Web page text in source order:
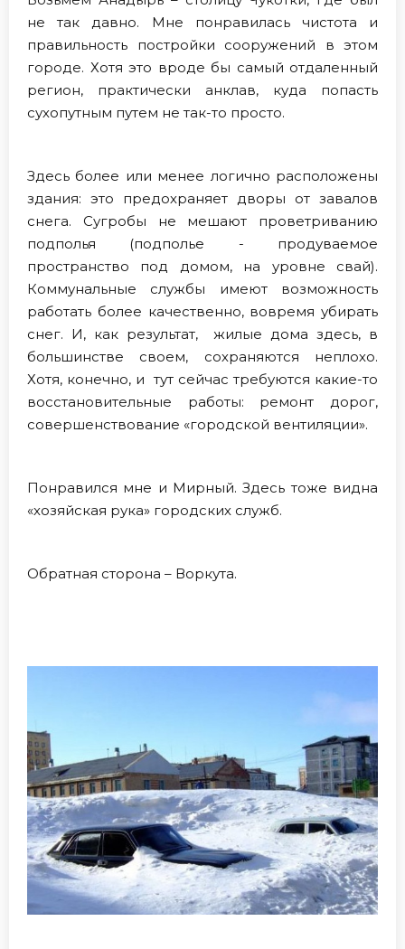
не так давно. Мне понравилась чистота и
правильность постройки сооружений в этом
городе. Хотя это вроде бы самый отдаленный
регион, практически анклав, куда попасть
сухопутным путем не так-то просто.
Здесь более или менее логично расположены
здания: это предохраняет дворы от завалов
снега. Сугробы не мешают проветриванию
подполья (подполье - продуваемое
пространство под домом, на уровне свай).
Коммунальные службы имеют возможность
работать более качественно, вовремя убирать
снег. И, как результат, жилые дома здесь, в
большинстве своем, сохраняются неплохо.
Хотя, конечно, и тут сейчас требуются какие-то
восстановительные работы: ремонт дорог,
совершенствование «городской вентиляции».
Понравился мне и Мирный. Здесь тоже видна
«хозяйская рука» городских служб.
Обратная сторона – Воркута.